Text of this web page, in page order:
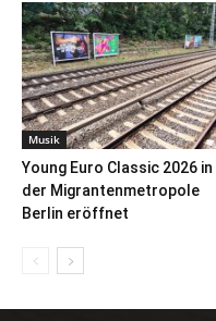
Musik
Young Euro Classic 2026 in
der Migrantenmetropole
Berlin eröffnet